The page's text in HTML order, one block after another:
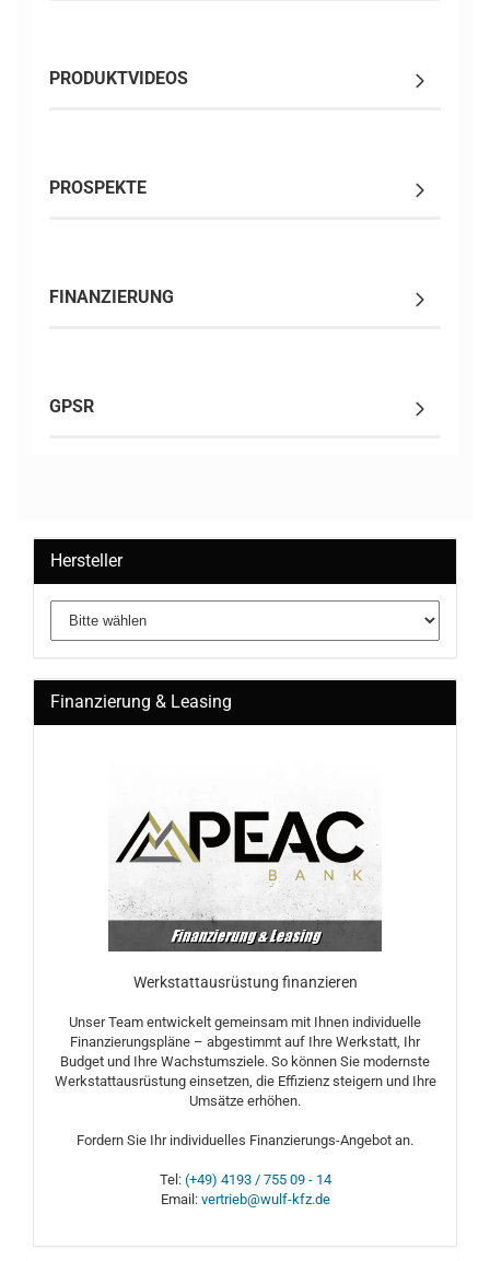
PRODUKTVIDEOS
PROSPEKTE
FINANZIERUNG
GPSR
Hersteller
Finanzierung & Leasing
Werkstattausrüstung finanzieren
Unser Team entwickelt gemeinsam mit Ihnen individuelle
Finanzierungspläne – abgestimmt auf Ihre Werkstatt, Ihr
Budget und Ihre Wachstumsziele. So können Sie modernste
Werkstattausrüstung einsetzen, die Effizienz steigern und Ihre
Umsätze erhöhen.
Fordern Sie Ihr individuelles Finanzierungs-Angebot an.
Tel: (+49) 4193 / 755 09 - 14
Email: vertrieb@wulf-kfz.de